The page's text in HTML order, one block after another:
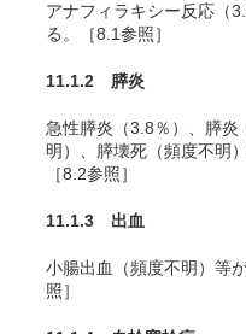
アナフィラキシー反応（
る。［8.1参照］
11.1.2 膵炎
急性膵炎（3.8％）、膵炎
明）、膵壊死（頻度不明
［8.2参照］
11.1.3 出血
小腸出血（頻度不明）等
照］